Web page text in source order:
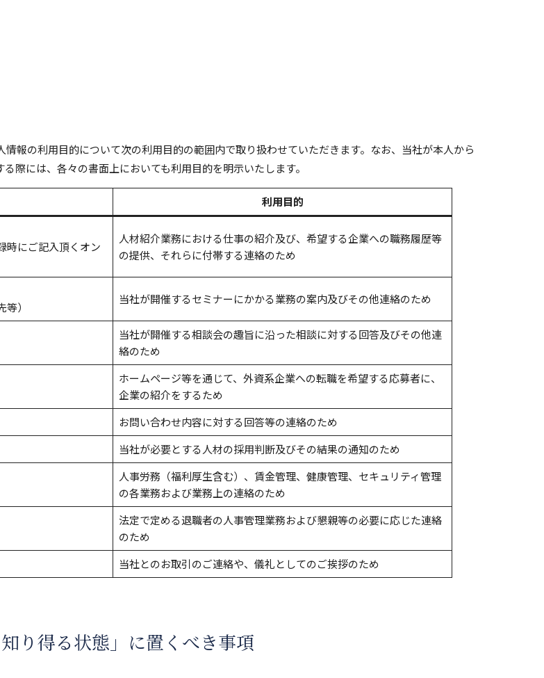
報の利用目的について次の利用目的の範囲内で取り扱わせていただきます。なお、当社が本人から
際には、各々の書面上においても利用目的を明示いたします。
利用目的
時にご記入頂くオン
人材紹介業務における仕事の紹介及び、希望する企業への職務履歴等
の提供、それらに付帯する連絡のため
）
当社が開催するセミナーにかかる業務の案内及びその他連絡のため
当社が開催する相談会の趣旨に沿った相談に対する回答及びその他連
絡のため
ホームページ等を通じて、外資系企業への転職を希望する応募者に、
企業の紹介をするため
お問い合わせ内容に対する回答等の連絡のため
当社が必要とする人材の採用判断及びその結果の通知のため
人事労務（福利厚生含む）、賃金管理、健康管理、セキュリティ管理
の各業務および業務上の連絡のため
法定で定める退職者の人事管理業務および懇親等の必要に応じた連絡
のため
当社とのお取引のご連絡や、儀礼としてのご挨拶のため
り得る状態」に置くべき事項